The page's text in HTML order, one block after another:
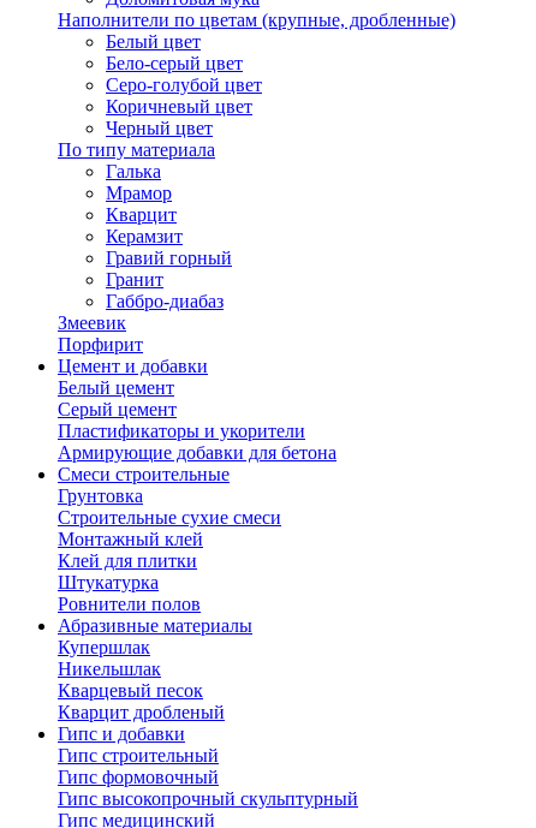
Наполнители по цветам (крупные, дробленные)
Белый цвет
Бело-серый цвет
Серо-голубой цвет
Коричневый цвет
Черный цвет
По типу материала
Галька
Мрамор
Кварцит
Керамзит
Гравий горный
Гранит
Габбро-диабаз
Змеевик
Порфирит
Цемент и добавки
Белый цемент
Серый цемент
Пластификаторы и укорители
Армирующие добавки для бетона
Смеси строительные
Грунтовка
Строительные сухие смеси
Монтажный клей
Клей для плитки
Штукатурка
Ровнители полов
Абразивные материалы
Купершлак
Никельшлак
Кварцевый песок
Кварцит дробленый
Гипс и добавки
Гипс строительный
Гипс формовочный
Гипс высокопрочный скульптурный
Гипс медицинский